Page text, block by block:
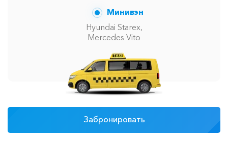
Минивэн
Hyundai Starex,
Mercedes Vito
Забронировать